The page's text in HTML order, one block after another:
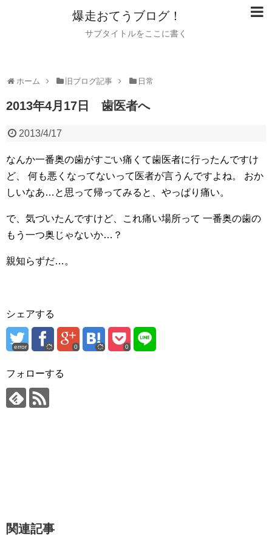
爆走おてうブログ！
サブタイトルをここに書く
ホーム 旧ブログ記事 日常
2013年4月17日 歯医者へ
2013/4/17
なんか一番奥の歯がすごい痛くて歯医者に行ったんですけ
ど、
何も悪くなってないって医者が言うんですよね。
おか
しいなあ…と思って帰ってみると、やっぱり痛い。
で、気づいたんですけど、これ痛い場所って 一番奥の歯の
もう一つ奥じゃないか…？
親知らずだ…。
シェアする
error 0 0
フォローする
関連記事